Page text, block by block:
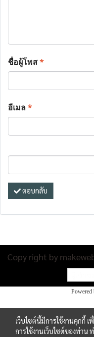
ชื่อผู้โพส*
อีเมล*
ตอบกลับ
Copy right by
Powered
เว็บไซต์นี้มีการใช้งานคุกกี้
การใช้งานเว็บไซต์ของท่าน